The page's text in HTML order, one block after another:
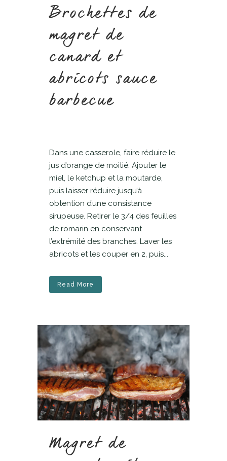
Brochettes de
magret de
canard et
abricots sauce
barbecue
Dans une casserole, faire réduire le
jus d’orange de moitié. Ajouter le
miel, le ketchup et la moutarde,
puis laisser réduire jusqu’à
obtention d’une consistance
sirupeuse. Retirer le 3/4 des feuilles
de romarin en conservant
l’extrémité des branches. Laver les
abricots et les couper en 2, puis...
Read More
Magret de